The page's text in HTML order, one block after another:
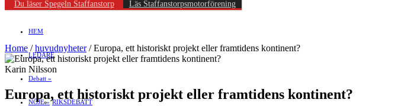
Du läser Spegeln Staffanstorp Läs Staffanstorpsmotorförening
HEM
LEDARE
Debatt »
RIKSDEBATT
NÖJE »
Home /huvudnyheter/Europa, ett historiskt projekt eller framtidens kontinent?
Karin Nilsson
Europa, ett historiskt projekt eller framtidens kontinent?